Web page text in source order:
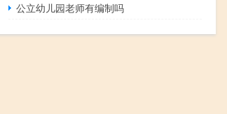
公立幼儿园老师有编制吗